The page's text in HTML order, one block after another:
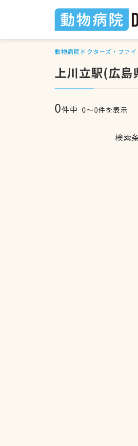
動物病院ドクターズ・ファイ
上川立駅(広島
0件中 0〜0件を表示
検索